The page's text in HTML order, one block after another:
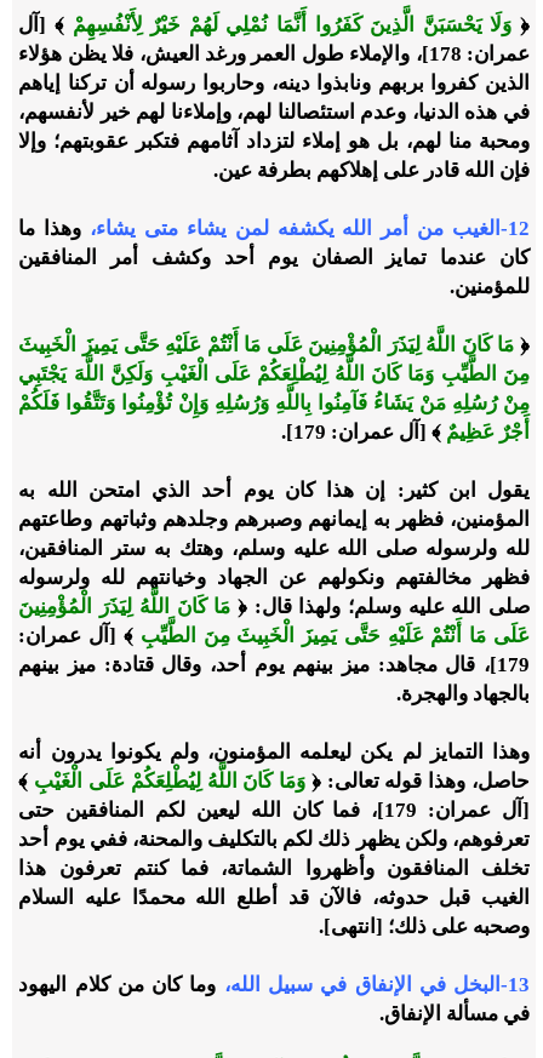
﴿ وَلَا يَحْسَبَنَّ الَّذِينَ كَفَرُوا أَنَّمَا نُمْلِي لَهُمْ خَيْرٌ لِأَنْفُسِهِمْ ﴾ [آل
عمران: 178]، والإملاء طول العمر ورغد العيش، فلا يظن هؤلاء
الذين كفروا بربهم ونابذوا دينه، وحاربوا رسوله أن تركنا إياهم
في هذه الدنيا، وعدم استئصالنا لهم، وإملاءنا لهم خير لأنفسهم،
ومحبة منا لهم، بل هو إملاء لتزداد آثامهم فتكبر عقوبتهم؛ وإلا
فإن الله قادر على إهلاكهم بطرفة عين.
12-الغيب من أمر الله يكشفه لمن يشاء متى يشاء،
وهذا ما
كان عندما تمايز الصفان يوم أحد وكشف أمر المنافقين
للمؤمنين.
﴿ مَا كَانَ اللَّهُ لِيَذَرَ الْمُؤْمِنِينَ عَلَى مَا أَنْتُمْ عَلَيْهِ حَتَّى يَمِيزَ الْخَبِيثَ
مِنَ الطَّيِّبِ وَمَا كَانَ اللَّهُ لِيُطْلِعَكُمْ عَلَى الْغَيْبِ وَلَكِنَّ اللَّهَ يَجْتَبِي
مِنْ رُسُلِهِ مَنْ يَشَاءُ فَآمِنُوا بِاللَّهِ وَرُسُلِهِ وَإِنْ تُؤْمِنُوا وَتَتَّقُوا فَلَكُمْ
أَجْرٌ عَظِيمٌ ﴾ [آل عمران: 179].
يقول ابن كثير: إن هذا كان يوم أحد الذي امتحن الله به
المؤمنين، فظهر به إيمانهم وصبرهم وجلدهم وثباتهم وطاعتهم
لله ولرسوله صلى الله عليه وسلم، وهتك به ستر المنافقين،
فظهر مخالفتهم ونكولهم عن الجهاد وخيانتهم لله ولرسوله
صلى الله عليه وسلم؛ ولهذا قال: ﴿ مَا كَانَ اللَّهُ لِيَذَرَ الْمُؤْمِنِينَ
عَلَى مَا أَنْتُمْ عَلَيْهِ حَتَّى يَمِيزَ الْخَبِيثَ مِنَ الطَّيِّبِ ﴾ [آل عمران:
179]، قال مجاهد: ميز بينهم يوم أحد، وقال قتادة: ميز بينهم
بالجهاد والهجرة.
وهذا التمايز لم يكن ليعلمه المؤمنون، ولم يكونوا يدرون أنه
حاصل، وهذا قوله تعالى: ﴿ وَمَا كَانَ اللَّهُ لِيُطْلِعَكُمْ عَلَى الْغَيْبِ ﴾
[آل عمران: 179]، فما كان الله ليعين لكم المنافقين حتى
تعرفوهم، ولكن يظهر ذلك لكم بالتكليف والمحنة، ففي يوم أحد
تخلف المنافقون وأظهروا الشماتة، فما كنتم تعرفون هذا
الغيب قبل حدوثه، فالآن قد أطلع الله محمدًا عليه السلام
وصحبه على ذلك؛ [انتهى].
13-البخل في الإنفاق في سبيل الله،
وما كان من كلام اليهود
في مسألة الإنفاق.